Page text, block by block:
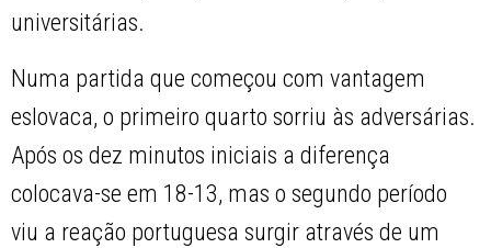
universitárias.
Numa partida que começou com vantagem
eslovaca, o primeiro quarto sorriu às adversárias.
Após os dez minutos iniciais a diferença
colocava-se em 18-13, mas o segundo período
viu a reação portuguesa surgir através de um